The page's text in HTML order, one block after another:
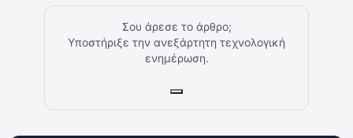
Σου άρεσε το άρθρο;
Υποστήριξε την ανεξάρτητη τεχνολογική
ενημέρωση.